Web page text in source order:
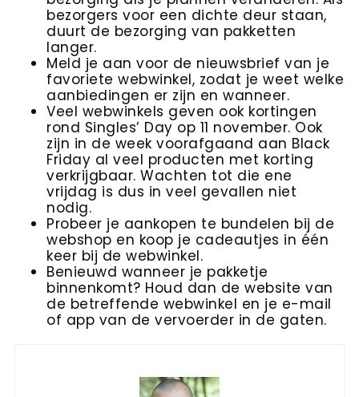
bezorgers voor een dichte deur staan,
duurt de bezorging van pakketten
langer.
Meld je aan voor de nieuwsbrief van je
favoriete webwinkel, zodat je weet welke
aanbiedingen er zijn en wanneer.
Veel webwinkels geven ook kortingen
rond Singles’ Day op 11 november. Ook
zijn in de week voorafgaand aan Black
Friday al veel producten met korting
verkrijgbaar. Wachten tot die ene
vrijdag is dus in veel gevallen niet
nodig.
Probeer je aankopen te bundelen bij de
webshop en koop je cadeautjes in één
keer bij de webwinkel.
Benieuwd wanneer je pakketje
binnenkomt? Houd dan de website van
de betreffende webwinkel en je e-mail
of app van de vervoerder in de gaten.